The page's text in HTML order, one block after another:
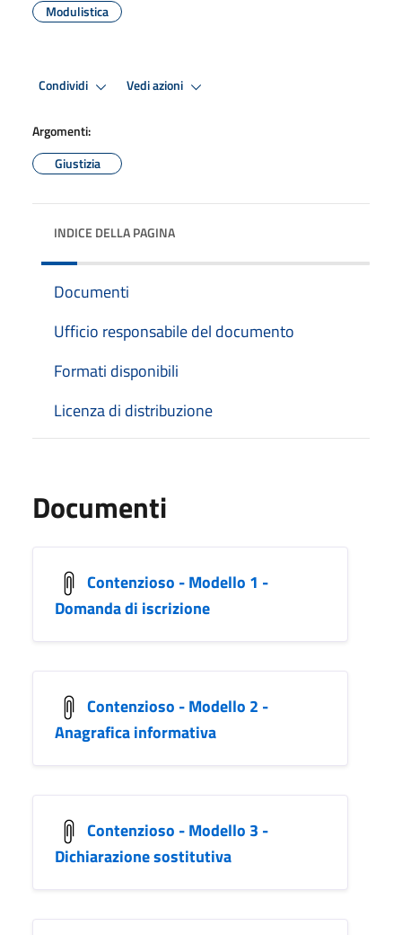
Modulistica
Condividi Vedi azioni
Argomenti:
Giustizia
INDICE DELLA PAGINA
Documenti
Ufficio responsabile del documento
Formati disponibili
Licenza di distribuzione
Documenti
Contenzioso - Modello 1 -
Domanda di iscrizione
Contenzioso - Modello 2 -
Anagrafica informativa
Contenzioso - Modello 3 -
Dichiarazione sostitutiva